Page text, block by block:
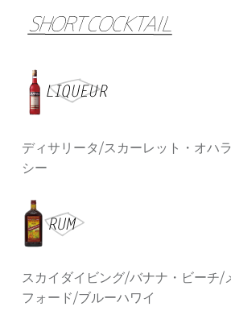
ディサリータ/スカーレット・オハ
シー
スカイダイビング/バナナ・ビーチ/
フォード/ブルーハワイ